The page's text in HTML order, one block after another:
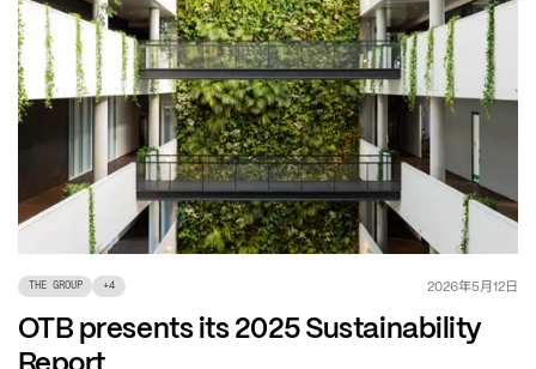
THE GROUP +4 2026年5月12日
OTB presents its 2025 Sustainability